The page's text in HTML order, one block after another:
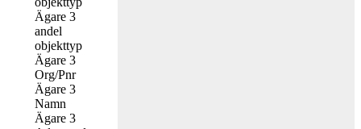
Ägare 3
andel
objekttyp
Ägare 3
Org/Pnr
Ägare 3
Namn
Ägare 3